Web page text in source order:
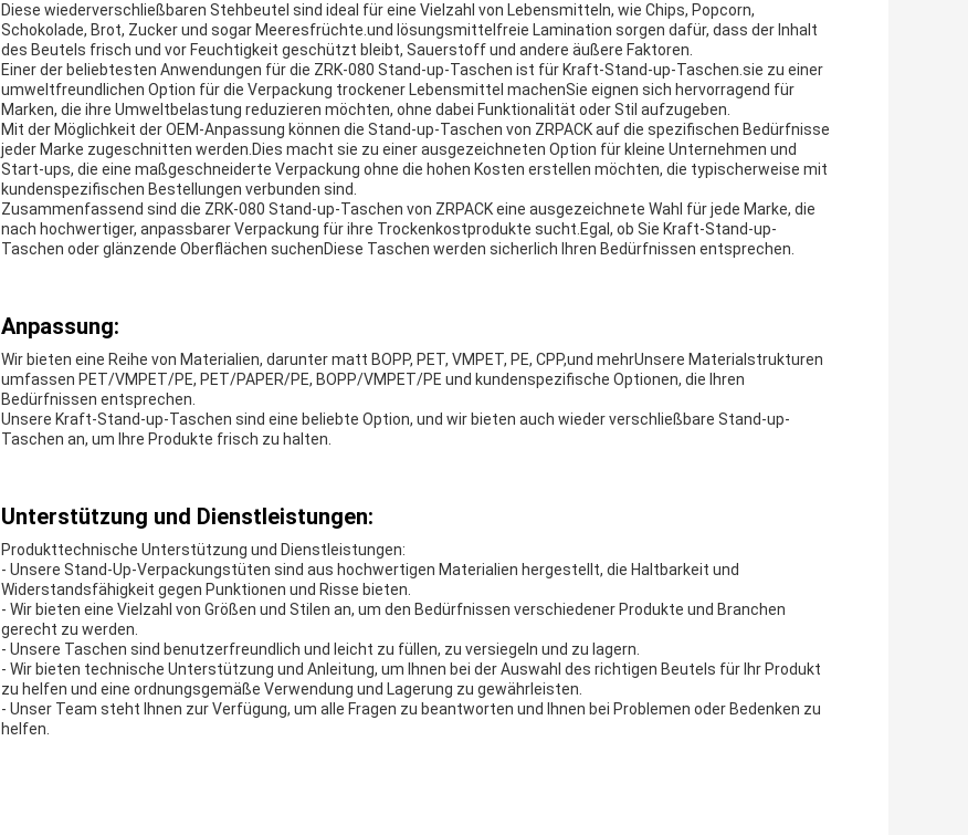
Diese wiederverschließbaren Stehbeutel sind ideal für eine Vielzahl von Lebensmitteln, wie Chips, Popcorn,
Schokolade, Brot, Zucker und sogar Meeresfrüchte.und lösungsmittelfreie Lamination sorgen dafür, dass der Inhalt
des Beutels frisch und vor Feuchtigkeit geschützt bleibt, Sauerstoff und andere äußere Faktoren.
Einer der beliebtesten Anwendungen für die ZRK-080 Stand-up-Taschen ist für Kraft-Stand-up-Taschen.sie zu einer
umweltfreundlichen Option für die Verpackung trockener Lebensmittel machenSie eignen sich hervorragend für
Marken, die ihre Umweltbelastung reduzieren möchten, ohne dabei Funktionalität oder Stil aufzugeben.
Mit der Möglichkeit der OEM-Anpassung können die Stand-up-Taschen von ZRPACK auf die spezifischen Bedürfnisse
jeder Marke zugeschnitten werden.Dies macht sie zu einer ausgezeichneten Option für kleine Unternehmen und
Start-ups, die eine maßgeschneiderte Verpackung ohne die hohen Kosten erstellen möchten, die typischerweise mit
kundenspezifischen Bestellungen verbunden sind.
Zusammenfassend sind die ZRK-080 Stand-up-Taschen von ZRPACK eine ausgezeichnete Wahl für jede Marke, die
nach hochwertiger, anpassbarer Verpackung für ihre Trockenkostprodukte sucht.Egal, ob Sie Kraft-Stand-up-
Taschen oder glänzende Oberflächen suchenDiese Taschen werden sicherlich Ihren Bedürfnissen entsprechen.
Anpassung:
Wir bieten eine Reihe von Materialien, darunter matt BOPP, PET, VMPET, PE, CPP,und mehrUnsere Materialstrukturen
umfassen PET/VMPET/PE, PET/PAPER/PE, BOPP/VMPET/PE und kundenspezifische Optionen, die Ihren
Bedürfnissen entsprechen.
Unsere Kraft-Stand-up-Taschen sind eine beliebte Option, und wir bieten auch wieder verschließbare Stand-up-
Taschen an, um Ihre Produkte frisch zu halten.
Unterstützung und Dienstleistungen:
Produkttechnische Unterstützung und Dienstleistungen:
- Unsere Stand-Up-Verpackungstüten sind aus hochwertigen Materialien hergestellt, die Haltbarkeit und
Widerstandsfähigkeit gegen Punktionen und Risse bieten.
- Wir bieten eine Vielzahl von Größen und Stilen an, um den Bedürfnissen verschiedener Produkte und Branchen
gerecht zu werden.
- Unsere Taschen sind benutzerfreundlich und leicht zu füllen, zu versiegeln und zu lagern.
- Wir bieten technische Unterstützung und Anleitung, um Ihnen bei der Auswahl des richtigen Beutels für Ihr Produkt
zu helfen und eine ordnungsgemäße Verwendung und Lagerung zu gewährleisten.
- Unser Team steht Ihnen zur Verfügung, um alle Fragen zu beantworten und Ihnen bei Problemen oder Bedenken zu
helfen.